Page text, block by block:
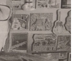
ŹRÓDŁO: KMP GDYNIA